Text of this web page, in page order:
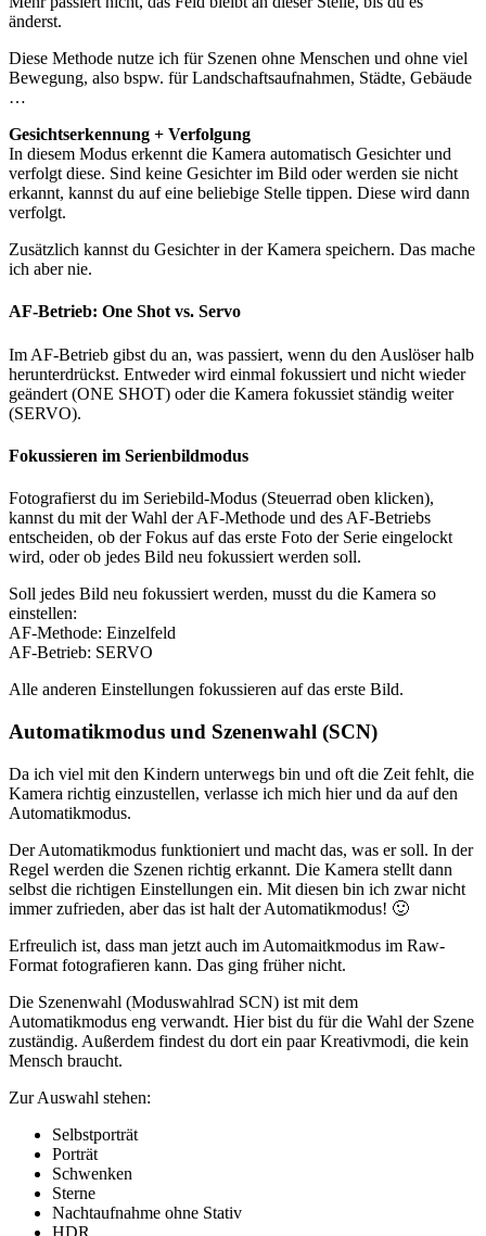
änderst.
Diese Methode nutze ich für Szenen ohne Menschen und ohne viel
Bewegung, also bspw. für Landschaftsaufnahmen, Städte, Gebäude
…
Gesichtserkennung + Verfolgung
In diesem Modus erkennt die Kamera automatisch Gesichter und
verfolgt diese. Sind keine Gesichter im Bild oder werden sie nicht
erkannt, kannst du auf eine beliebige Stelle tippen. Diese wird dann
verfolgt.
Zusätzlich kannst du Gesichter in der Kamera speichern. Das mache
ich aber nie.
AF-Betrieb: One Shot vs. Servo
Im AF-Betrieb gibst du an, was passiert, wenn du den Auslöser halb
herunterdrückst. Entweder wird einmal fokussiert und nicht wieder
geändert (ONE SHOT) oder die Kamera fokussiet ständig weiter
(SERVO).
Fokussieren im Serienbildmodus
Fotografierst du im Seriebild-Modus (Steuerrad oben klicken),
kannst du mit der Wahl der AF-Methode und des AF-Betriebs
entscheiden, ob der Fokus auf das erste Foto der Serie eingelockt
wird, oder ob jedes Bild neu fokussiert werden soll.
Soll jedes Bild neu fokussiert werden, musst du die Kamera so
einstellen:
AF-Methode: Einzelfeld
AF-Betrieb: SERVO
Alle anderen Einstellungen fokussieren auf das erste Bild.
Automatikmodus und Szenenwahl (SCN)
Da ich viel mit den Kindern unterwegs bin und oft die Zeit fehlt, die
Kamera richtig einzustellen, verlasse ich mich hier und da auf den
Automatikmodus.
Der Automatikmodus funktioniert und macht das, was er soll. In der
Regel werden die Szenen richtig erkannt. Die Kamera stellt dann
selbst die richtigen Einstellungen ein. Mit diesen bin ich zwar nicht
immer zufrieden, aber das ist halt der Automatikmodus! 🙂
Erfreulich ist, dass man jetzt auch im Automaitkmodus im Raw-
Format fotografieren kann. Das ging früher nicht.
Die Szenenwahl (Moduswahlrad SCN) ist mit dem
Automatikmodus eng verwandt. Hier bist du für die Wahl der Szene
zuständig. Außerdem findest du dort ein paar Kreativmodi, die kein
Mensch braucht.
Zur Auswahl stehen:
Selbstporträt
Porträt
Schwenken
Sterne
Nachtaufnahme ohne Stativ
HDR